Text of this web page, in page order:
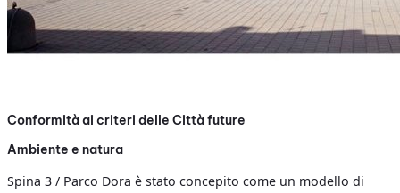
Conformità ai criteri delle Città future
Ambiente e natura
Spina 3 / Parco Dora è stato concepito come un modello di